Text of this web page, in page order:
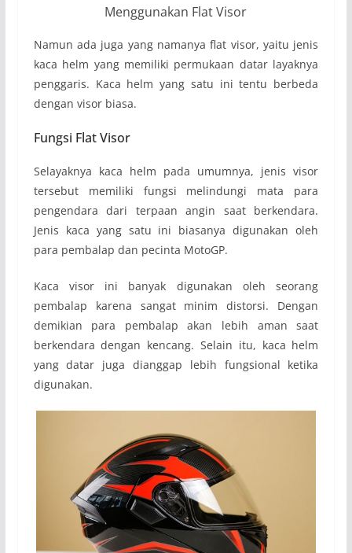
Menggunakan Flat Visor
Namun ada juga yang namanya flat visor, yaitu jenis
kaca helm yang memiliki permukaan datar layaknya
penggaris. Kaca helm yang satu ini tentu berbeda
dengan visor biasa.
Fungsi Flat Visor
Selayaknya kaca helm pada umumnya, jenis visor
tersebut memiliki fungsi melindungi mata para
pengendara dari terpaan angin saat berkendara.
Jenis kaca yang satu ini biasanya digunakan oleh
para pembalap dan pecinta MotoGP.
Kaca visor ini banyak digunakan oleh seorang
pembalap karena sangat minim distorsi. Dengan
demikian para pembalap akan lebih aman saat
berkendara dengan kencang. Selain itu, kaca helm
yang datar juga dianggap lebih fungsional ketika
digunakan.